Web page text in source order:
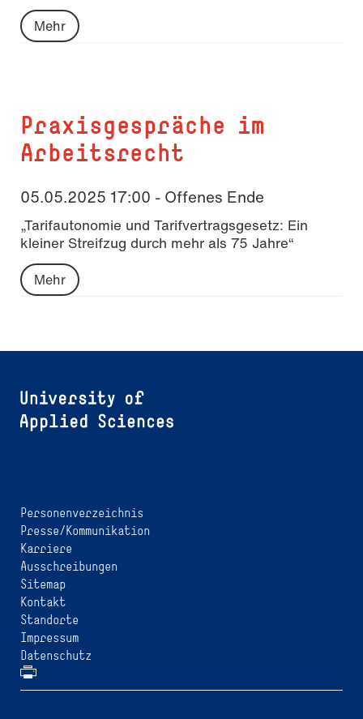
Mehr
Praxisgespräche im
Arbeitsrecht
05.05.2025 17:00 - Offenes Ende
„Tarifautonomie und Tarifvertragsgesetz: Ein
kleiner Streifzug durch mehr als 75 Jahre“
Mehr
Personenverzeichnis
Presse/Kommunikation
Karriere
Ausschreibungen
Sitemap
Kontakt
Standorte
Impressum
Datenschutz